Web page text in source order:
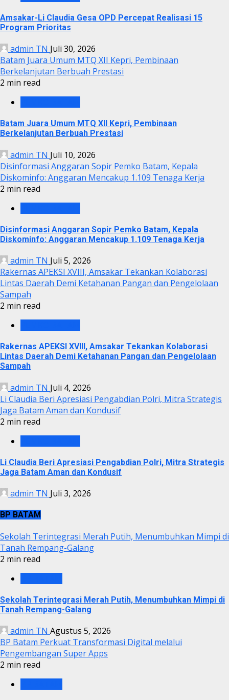
Amsakar-Li Claudia Gesa OPD Percepat Realisasi 15
Program Prioritas
admin TN Juli 30, 2026
Batam Juara Umum MTQ XII Kepri, Pembinaan
Berkelanjutan Berbuah Prestasi
2 min read
Batam Juara Umum MTQ XII Kepri, Pembinaan
Berkelanjutan Berbuah Prestasi
admin TN Juli 10, 2026
Disinformasi Anggaran Sopir Pemko Batam, Kepala
Diskominfo: Anggaran Mencakup 1.109 Tenaga Kerja
2 min read
Disinformasi Anggaran Sopir Pemko Batam, Kepala
Diskominfo: Anggaran Mencakup 1.109 Tenaga Kerja
admin TN Juli 5, 2026
Rakernas APEKSI XVIII, Amsakar Tekankan Kolaborasi
Lintas Daerah Demi Ketahanan Pangan dan Pengelolaan
Sampah
2 min read
Rakernas APEKSI XVIII, Amsakar Tekankan Kolaborasi
Lintas Daerah Demi Ketahanan Pangan dan Pengelolaan
Sampah
admin TN Juli 4, 2026
Li Claudia Beri Apresiasi Pengabdian Polri, Mitra Strategis
Jaga Batam Aman dan Kondusif
2 min read
Li Claudia Beri Apresiasi Pengabdian Polri, Mitra Strategis
Jaga Batam Aman dan Kondusif
admin TN Juli 3, 2026
BP BATAM
Sekolah Terintegrasi Merah Putih, Menumbuhkan Mimpi di
Tanah Rempang-Galang
2 min read
Sekolah Terintegrasi Merah Putih, Menumbuhkan Mimpi di
Tanah Rempang-Galang
admin TN Agustus 5, 2026
BP Batam Perkuat Transformasi Digital melalui
Pengembangan Super Apps
2 min read